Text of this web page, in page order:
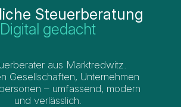
Steuerberatung
Digital gedacht
aus Marktredwitz.
Gesellschaften, Unternehmen
– umfassend, modern
und verlässlich.